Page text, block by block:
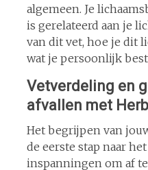
algemeen. Je
is gerelateerd aan je
van dit vet, hoe je dit
wat je persoonlijk
Vetverdeling en
afvallen met
Het begrijpen van
de eerste stap naar
inspanningen om af